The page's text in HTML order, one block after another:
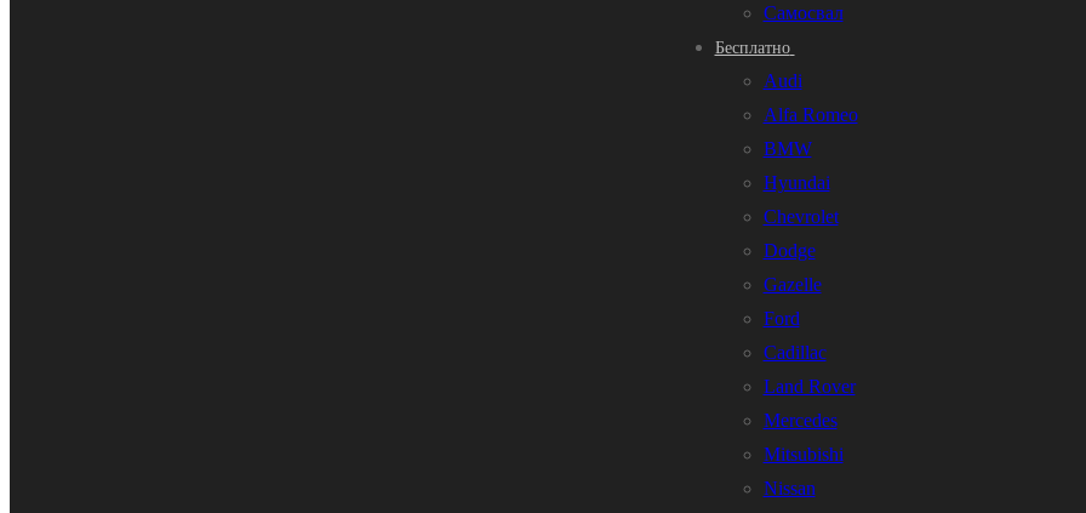
Самосвал
Бесплатно
Audi
Alfa Romeo
BMW
Hyundai
Chevrolet
Dodge
Gazelle
Ford
Cadillac
Land Rover
Mercedes
Mitsubishi
Nissan